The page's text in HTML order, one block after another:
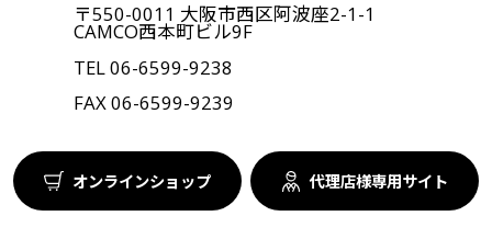
〒550-0011 大阪市西区阿波座2-1-1
CAMCO西本町ビル9F
TEL06-6599-9238
FAX 06-6599-9239
オンラインショップ 代理店様専用サイト